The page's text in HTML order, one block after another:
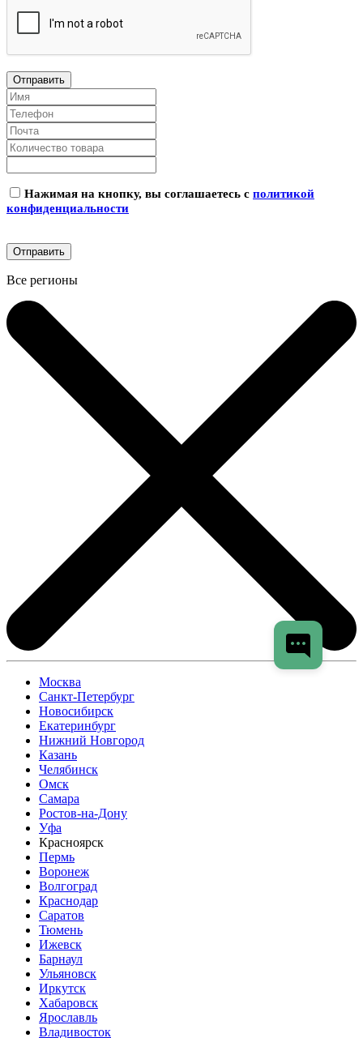
Нажимая на кнопку, вы соглашаетесь с политикой
конфиденциальности
Все регионы
Москва
Санкт-Петербург
Новосибирск
Екатеринбург
Нижний Новгород
Казань
Челябинск
Омск
Самара
Ростов-на-Дону
Уфа
Красноярск
Пермь
Воронеж
Волгоград
Краснодар
Саратов
Тюмень
Ижевск
Барнаул
Ульяновск
Иркутск
Хабаровск
Ярославль
Владивосток